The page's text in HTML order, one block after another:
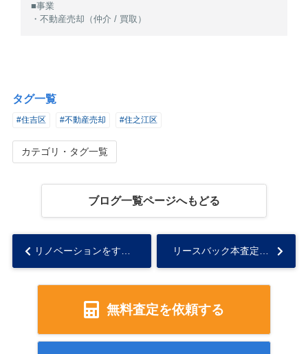
■事業
・不動産売却（仲介 / 買取）
タグ一覧
#住吉区 #不動産売却 #住之江区
カテゴリ・タグ一覧
ブログ一覧ページへもどる
無料査定を依頼する